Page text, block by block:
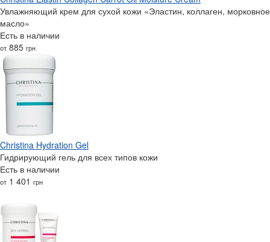
Увлажняющий крем для сухой кожи «Эластин, коллаген, морковное
масло»
Есть в наличии
от 885 грн
Christina Hydration Gel
Гидрирующий гель для всех типов кожи
Есть в наличии
от 1 401 грн